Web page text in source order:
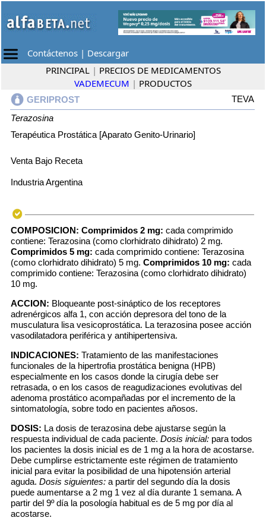
Contáctenos | Descargar
PRINCIPAL | PRECIOS DE MEDICAMENTOS
VADEMECUM | PRODUCTOS
GERIPROST
TEVA
Terazosina
Terapéutica Prostática [Aparato Genito-Urinario]
Venta Bajo Receta
Industria Argentina
COMPOSICION: Comprimidos 2 mg: cada comprimido
contiene: Terazosina (como clorhidrato dihidrato) 2 mg.
Comprimidos 5 mg: cada comprimido contiene: Terazosina
(como clorhidrato dihidrato) 5 mg. Comprimidos 10 mg: cada
comprimido contiene: Terazosina (como clorhidrato dihidrato)
10 mg.
ACCION: Bloqueante post-sináptico de los receptores
adrenérgicos alfa 1, con acción depresora del tono de la
musculatura lisa vesicoprostática. La terazosina posee acción
vasodilatadora periférica y antihipertensiva.
INDICACIONES: Tratamiento de las manifestaciones
funcionales de la hipertrofia prostática benigna (HPB)
especialmente en los casos donde la cirugía debe ser
retrasada, o en los casos de reagudizaciones evolutivas del
adenoma prostático acompañadas por el incremento de la
sintomatología, sobre todo en pacientes añosos.
DOSIS: La dosis de terazosina debe ajustarse según la
respuesta individual de cada paciente. Dosis inicial: para todos
los pacientes la dosis inicial es de 1 mg a la hora de acostarse.
Debe cumplirse estrictamente este régimen de tratamiento
inicial para evitar la posibilidad de una hipotensión arterial
aguda. Dosis siguientes: a partir del segundo día la dosis
puede aumentarse a 2 mg 1 vez al día durante 1 semana. A
partir del 9º día la posología habitual es de 5 mg por día al
acostarse.